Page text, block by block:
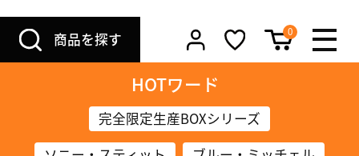
商品を探す 0
HOTワード
完全限定生産BOXシリーズ